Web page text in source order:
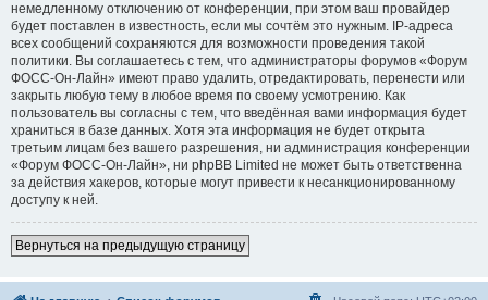
немедленному отключению от конференции, при этом ваш провайдер
будет поставлен в известность, если мы сочтём это нужным. IP-адреса
всех сообщений сохраняются для возможности проведения такой
политики. Вы соглашаетесь с тем, что администраторы форумов «Форум
ФОСС-Он-Лайн» имеют право удалить, отредактировать, перенести или
закрыть любую тему в любое время по своему усмотрению. Как
пользователь вы согласны с тем, что введённая вами информация будет
храниться в базе данных. Хотя эта информация не будет открыта
третьим лицам без вашего разрешения, ни администрация конференции
«Форум ФОСС-Он-Лайн», ни phpBB Limited не может быть ответственна
за действия хакеров, которые могут привести к несанкционированному
доступу к ней.
Вернуться на предыдущую страницу